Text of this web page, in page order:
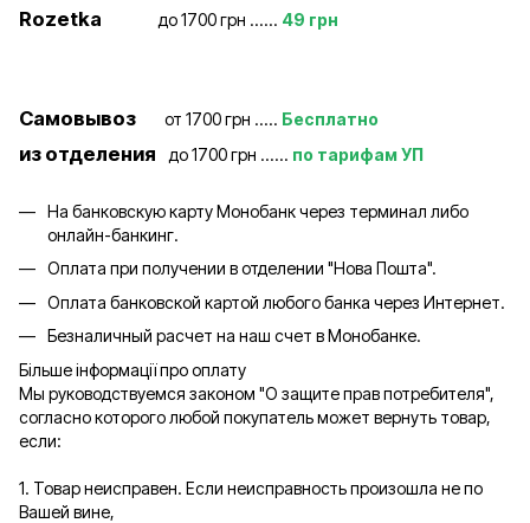
Rozetkaдо 1700 грн ...... 49 грн
Самовывоз от 1700 грн ..... Бесплатно
из отделения до 1700 грн ...... по тарифам УП
На банковскую карту Монобанк через терминал либо
онлайн-банкинг.
Оплата при получении в отделении "Нова Пошта".
Оплата банковской картой любого банка через Интернет.
Безналичный расчет на наш счет в Монобанке.
Більше інформації про оплату
Мы руководствуемся законом "О защите прав потребителя",
согласно которого любой покупатель может вернуть товар,
если:
1. Товар неисправен. Если неисправность произошла не по
Вашей вине,